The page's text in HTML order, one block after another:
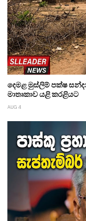
දෙමළ මුස්ලිම් පක්ෂ
මාතෘකාව යළි කරළියට
AUG 4